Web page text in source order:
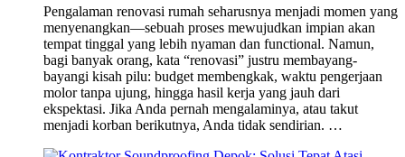
Pengalaman renovasi rumah seharusnya menjadi momen yang
menyenangkan—sebuah proses mewujudkan impian akan
tempat tinggal yang lebih nyaman dan functional. Namun,
bagi banyak orang, kata “renovasi” justru membayang-
bayangi kisah pilu: budget membengkak, waktu pengerjaan
molor tanpa ujung, hingga hasil kerja yang jauh dari
ekspektasi. Jika Anda pernah mengalaminya, atau takut
menjadi korban berikutnya, Anda tidak sendirian. …